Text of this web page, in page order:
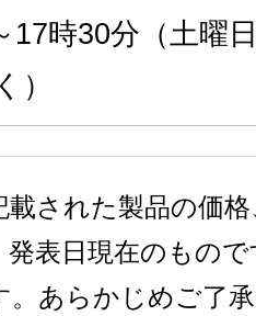
17時30分（土曜
）
された製品の価
表日現在のもの
あらかじめご了